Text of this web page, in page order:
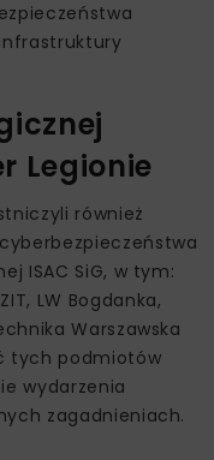
Legionie
również
ISAC SiG, w tym:
LW Bogdanka,
Warszawska
tych podmiotów
wydarzenia
zagadnieniach.